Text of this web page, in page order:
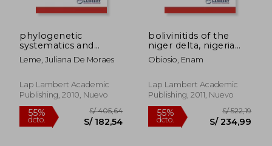
phylogenetic
systematics and
evolution of
conulariids (en Inglés)
Leme, Juliana De Moraes
Lap Lambert Academic
Publishing, 2010, Nuevo
bolivinitids of the
niger delta, nigeria
(en Inglés)
Obiosio, Enam
Lap Lambert Academic
Publishing, 2011, Nuevo